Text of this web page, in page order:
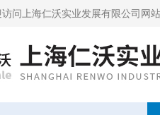
问上海仁沃实业发展有限公司网站